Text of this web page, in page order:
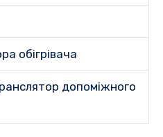
обігрівача
допоміжного